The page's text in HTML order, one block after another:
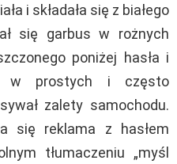
i składała się z białego
się garbus w rożnych
poniżej hasła i
w prostych i często
zalety samochodu.
się reklama z hasłem
tłumaczeniu „myśl